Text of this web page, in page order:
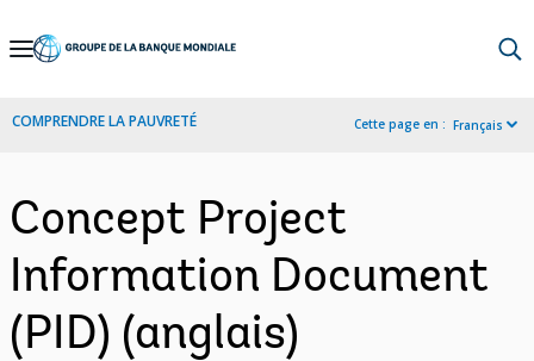
Skip
Navigation
COMPRENDRE LA PAUVRETÉ Cette page en : Français
Concept Project
Information Document
(PID) (anglais)